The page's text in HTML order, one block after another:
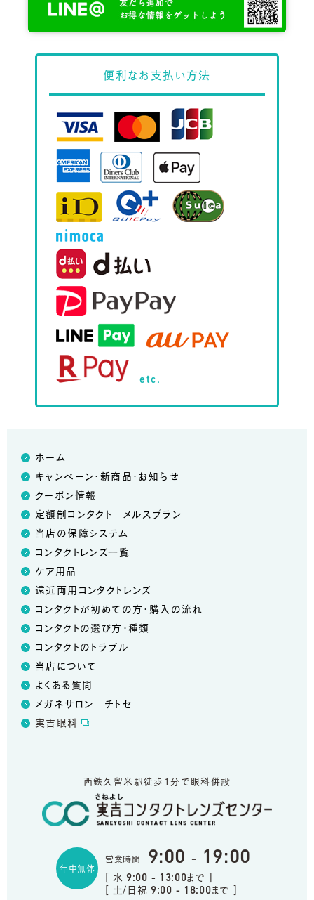
便利なお支払い方法
etc.
ホーム
キャンペーン・新商品・お知らせ
クーポン情報
定額制コンタクト メルスプラン
当店の保障システム
コンタクトレンズ一覧
ケア用品
遠近両用コンタクトレンズ
コンタクトが初めての方・購入の流れ
コンタクトの選び方・種類
コンタクトのトラブル
当店について
よくある質問
メガネサロン チトセ
実吉眼科
西鉄久留米駅徒歩1分で眼科併設
年中無休
営業時間 9:00 - 19:00
[ 水 9:00 - 13:00まで ]
[ 土/日祝9:00 - 18:00まで ]